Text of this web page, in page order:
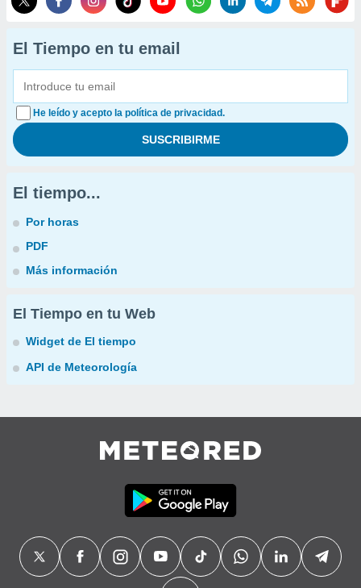
El Tiempo en tu email
He leído y acepto la política de privacidad.
El tiempo...
Por horas
PDF
Más información
El Tiempo en tu Web
Widget de El tiempo
API de Meteorología